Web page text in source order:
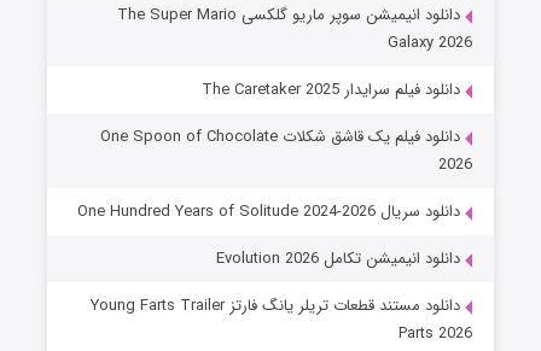
دانلود انیمیشن سوپر ماریو گلکسی The Super Mario
Galaxy 2026
دانلود فیلم سرایدار The Caretaker 2025
دانلود فیلم یک قاشق شکلات One Spoon of Chocolate
2026
دانلود سریال One Hundred Years of Solitude 2024-2026
دانلود انیمیشن تکامل Evolution 2026
دانلود مستند قطعات تریلر یانگ فارتز Young Farts Trailer
Parts 2026